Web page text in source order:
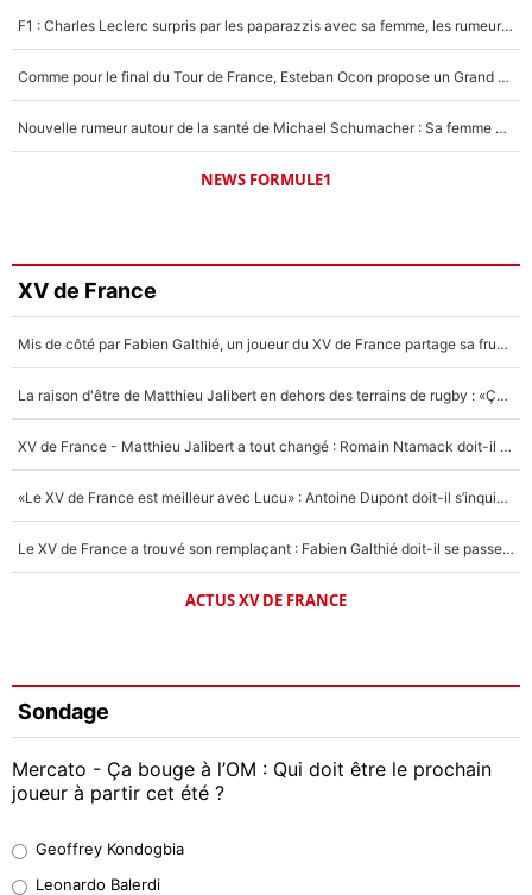
F1 : Charles Leclerc surpris par les paparazzis avec sa femme, les rumeurs étaient vraies !
Comme pour le final du Tour de France, Esteban Ocon propose un Grand Prix de Formule 1 à Paris : «Autour de l’Arc de Triomphe, ce serait génial» !
Nouvelle rumeur autour de la santé de Michael Schumacher : Sa femme Corinna sort du silence
NEWS FORMULE1
XV de France
Mis de côté par Fabien Galthié, un joueur du XV de France partage sa frustration : «ils ne me l’ont pas dit tout de suite»
La raison d'être de Matthieu Jalibert en dehors des terrains de rugby : «Ça m'atteint autant que si tu touches à un membre de ma famille»
XV de France - Matthieu Jalibert a tout changé : Romain Ntamack doit-il s’inquiéter pour sa place à un an de la Coupe du monde ?
«Le XV de France est meilleur avec Lucu» : Antoine Dupont doit-il s’inquiéter pour sa place ?
Le XV de France a trouvé son remplaçant : Fabien Galthié doit-il se passer d'Antoine Dupont ?
ACTUS XV DE FRANCE
Sondage
Mercato - Ça bouge à l’OM : Qui doit être le prochain
joueur à partir cet été ?
38%
Geoffrey Kondogbia
Leonardo Balerdi